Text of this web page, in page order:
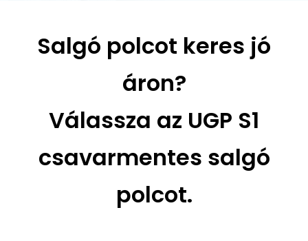
Salgó polcot keres jó
áron?
Válassza az UGP S1
csavarmentes salgó
polcot.